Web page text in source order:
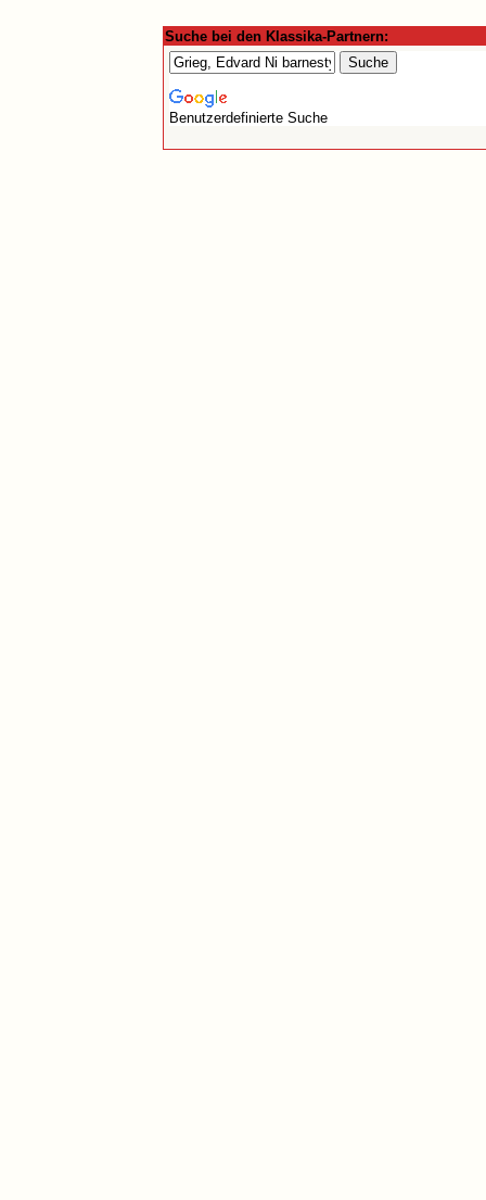
Suche bei den Klassika-Partnern:
Benutzerdefinierte Suche